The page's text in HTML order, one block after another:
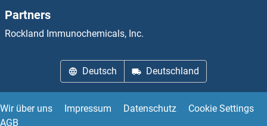
OCIAD2 Antikörper
OCSTAMP Antikörper
Partners
Rockland Immunochemicals, Inc.
Deutsch Deutschland
Wir über uns Impressum Datenschutz
Cookie Settings
AGB